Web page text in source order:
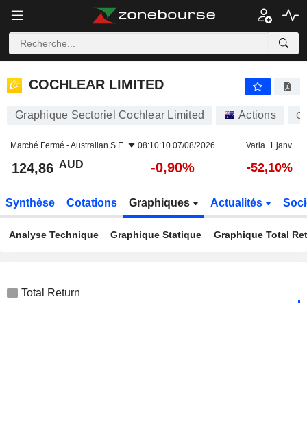
COCHLEAR LIMITED
COCHLEAR LIMITED
Graphique Sectoriel Cochlear Limited Actions
Marché Fermé -Australian S.E. 08:10:10 07/08/2026 Varia. 1 janv.
124,86 AUD -0,90% -52,10%
Synthèse Cotations Graphiques Actualités
Analyse Technique Graphique Statique Graphique Total
Total Return